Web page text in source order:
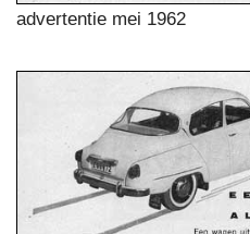
advertentie mei 1962